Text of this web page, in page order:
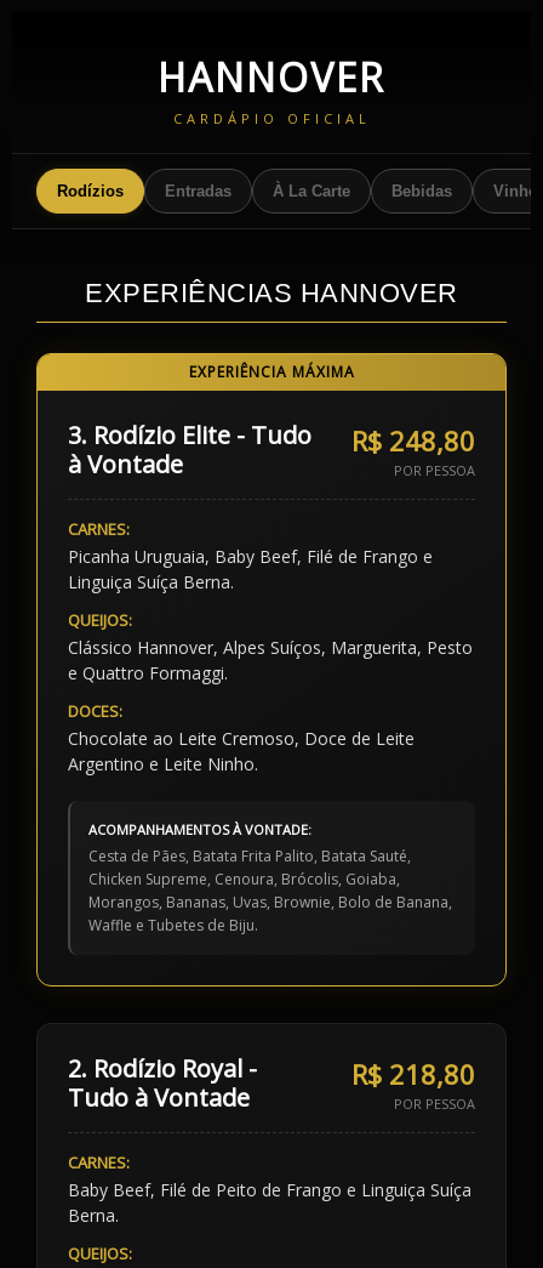
HANNOVER
CARDÁPIO OFICIAL
Rodízios Entradas À La Carte Bebidas
EXPERIÊNCIAS HANNOVER
EXPERIÊNCIA MÁXIMA
3. Rodízio Elite - Tudo
à Vontade
R$ 248,80
POR PESSOA
CARNES:
Picanha Uruguaia, Baby Beef, Filé de Frango e
Linguiça Suíça Berna.
QUEIJOS:
Clássico Hannover, Alpes Suíços, Marguerita, Pesto
e Quattro Formaggi.
DOCES:
Chocolate ao Leite Cremoso, Doce de Leite
Argentino e Leite Ninho.
ACOMPANHAMENTOS À VONTADE:
Cesta de Pães, Batata Frita Palito, Batata Sauté,
Chicken Supreme, Cenoura, Brócolis, Goiaba,
Morangos, Bananas, Uvas, Brownie, Bolo de Banana,
Waffle e Tubetes de Biju.
2. Rodízio Royal -
Tudo à Vontade
R$ 218,80
POR PESSOA
CARNES:
Baby Beef, Filé de Peito de Frango e Linguiça Suíça
Berna.
QUEIJOS: